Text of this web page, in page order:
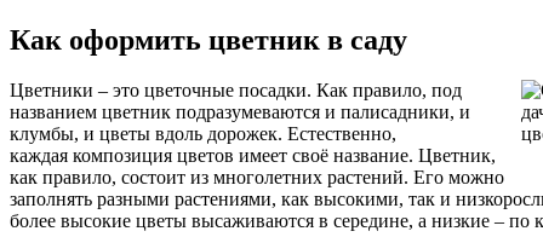
Как оформить цветник в саду
Цветники – это цветочные посадки. Как правило, под
названием цветник подразумеваются и палисадники, и
клумбы, и цветы вдоль дорожек. Естественно,
каждая композиция цветов имеет своё название. Цветник,
как правило, состоит из многолетних растений. Его можно
заполнять разными растениями, как высокими, так и
более высокие цветы высаживаются в середине, а низкие – по